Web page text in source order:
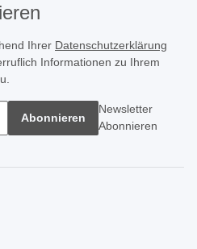
Ihrer Datenschutzerklärung
Informationen zu Ihrem
Abonnieren
Newsletter
Abonnieren